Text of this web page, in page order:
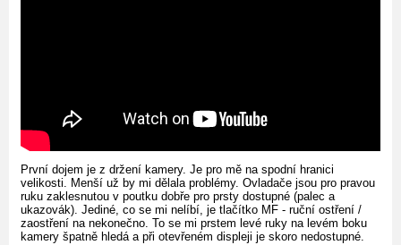
První dojem je z držení kamery. Je pro mě na spodní hranici
velikosti. Menší už by mi dělala problémy. Ovladače jsou pro pravou
ruku zaklesnutou v poutku dobře pro prsty dostupné (palec a
ukazovák). Jediné, co se mi nelíbí, je tlačítko MF - ruční ostření /
zaostření na nekonečno. To se mi prstem levé ruky na levém boku
kamery špatně hledá a při otevřeném displeji je skoro nedostupné.